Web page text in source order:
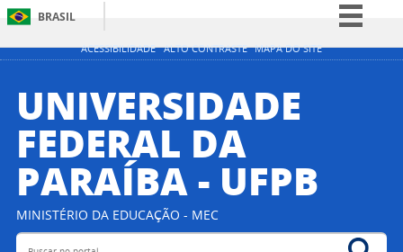
ACESSIBILIDADE ALTO CONTRASTE MAPA DO SITE
BRASIL
Simplifique!
Participe
Acesso à informação
Canais
UNIVERSIDADE
FEDERAL DA
PARAÍBA - UFPB
MINISTÉRIO DA EDUCAÇÃO - MEC
Buscar no portal